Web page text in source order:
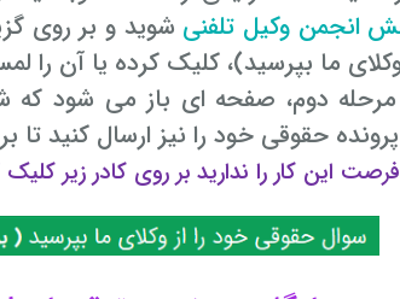
انجمن وکیل تلفنی شوید و بر روی
ما بپرسید)، کلیک کرده یا آن را
حقوقی خود را نیز ارسال کنید تا
این کار را ندارید بر روی کادر زیر کلیک